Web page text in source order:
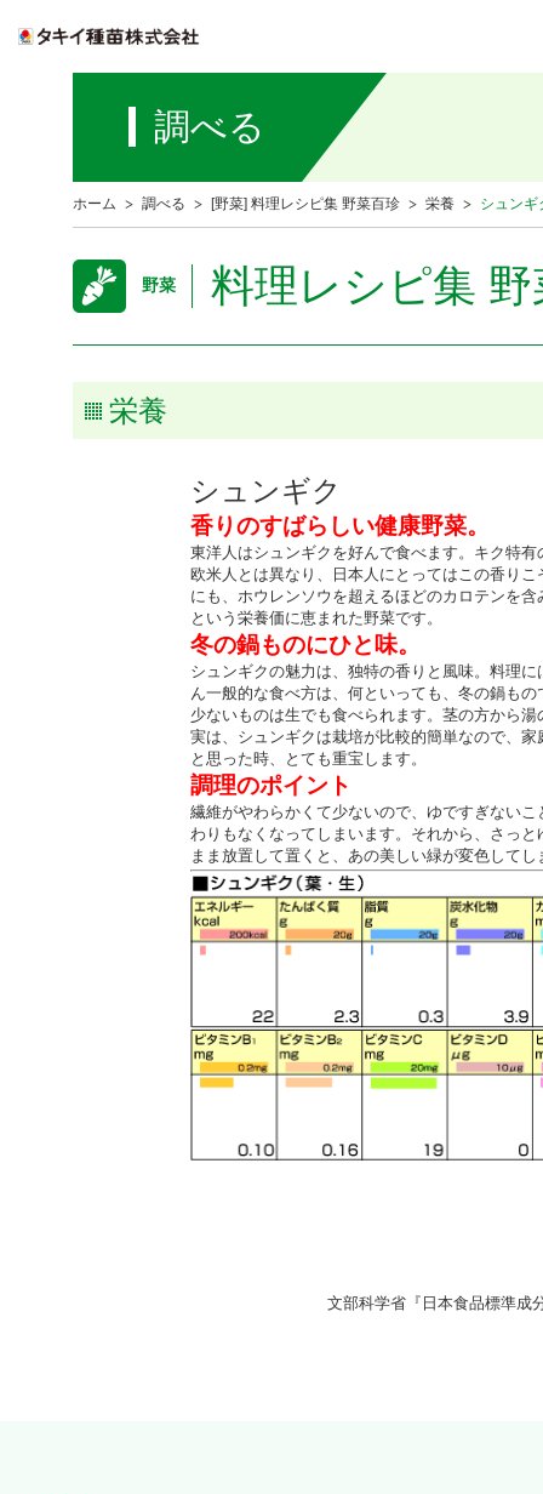
調べる
ホーム 調べる [野菜] 料理レシピ集 野菜百珍 栄養 シュンギ
野菜 料理レシピ集
栄養
シュンギク
香りのすばらしい健康野菜。
東洋人はシュンギクを好んで食べます。キク特
欧米人とは異なり、日本人にとってはこの香り
にも、ホウレンソウを超えるほどのカロテンを含
という栄養価に恵まれた野菜です。
冬の鍋ものにひと味。
シュンギクの魅力は、独特の香りと風味。料理
ん一般的な食べ方は、何といっても、冬の鍋も
少ないものは生でも食べられます。茎の方から
実は、シュンギクは栽培が比較的簡単なので、
と思った時、とても重宝します。
調理のポイント
繊維がやわらかくて少ないので、ゆですぎない
わりもなくなってしまいます。それから、さっ
まま放置して置くと、あの美しい緑が変色してし
文部科学省『日本食品標準成